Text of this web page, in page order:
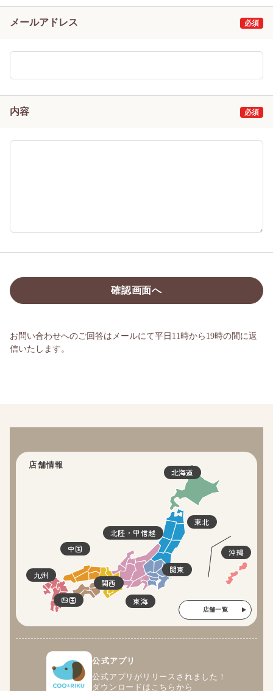
メールアドレス
内容
お問い合わせへのご回答はメールにて平日11時から19時の間に返
信いたします。
店舗情報
北海道
東北
関東
北陸・甲信越
東海
関西
四国
中国
九州
沖縄
店舗一覧
公式アプリ
公式アプリがリリースされました！
ダウンロードはこちらから